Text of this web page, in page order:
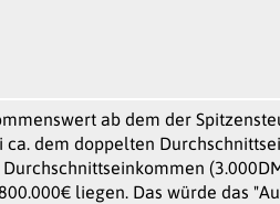
ab dem der
dem doppelten
liegen. Das würde das